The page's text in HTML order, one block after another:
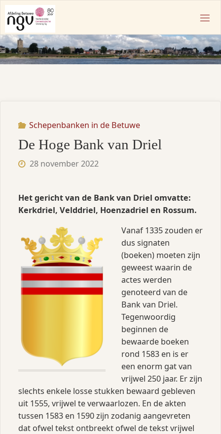
naar
inhoud
V
A
G
E
U
Schepenbanken in de Betuwe
De Hoge Bank van Driel
28 november 2022
Het gericht van de Bank van Driel omvatte:
Kerkdriel, Velddriel, Hoenzadriel en Rossum.
Vanaf 1335 zouden er
dus signaten
(boeken) moeten zijn
geweest waarin de
actes werden
genoteerd van de
Bank van Driel.
Tegenwoordig
beginnen de
bewaarde boeken
rond 1583 en is er
een enorm gat van
vrijwel 250 jaar. Er zijn
slechts enkele losse stukken bewaard gebleven
uit 1555, vrijwel te verwaarlozen. En de akten
tussen 1583 en 1590 zijn zodanig aangevreten
dat ofwel tekst ontbreekt ofwel de tekst vrijwel